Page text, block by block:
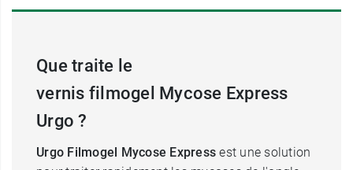
Que traite le
vernis filmogel Mycose Express
Urgo ?
Urgo Filmogel Mycose Express est une solution